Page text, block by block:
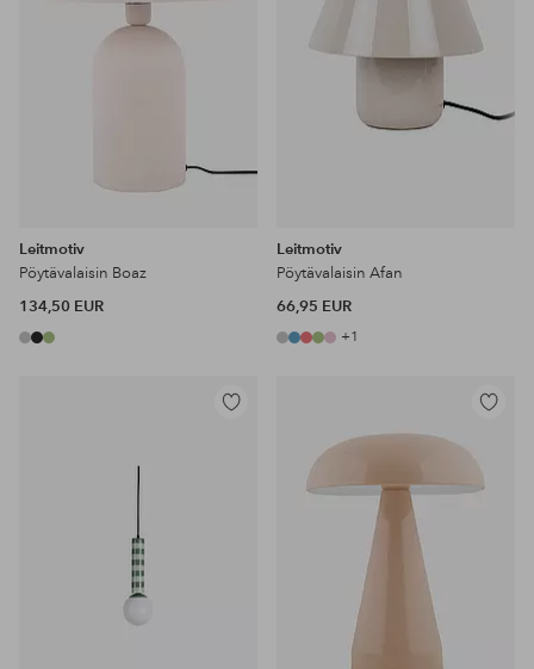
Leitmotiv
Pöytävalaisin Boaz
134,50 EUR
Leitmotiv
Pöytävalaisin Afan
66,95 EUR
+1
Lisää
Lisää